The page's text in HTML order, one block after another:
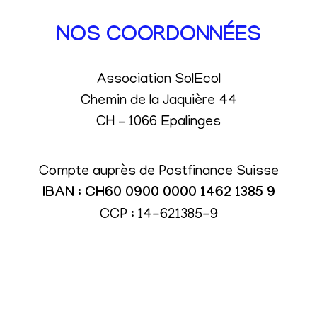
NOS COORDONNÉES
Association SolEcol
Chemin de la Jaquière 44
CH – 1066 Epalinges
Compte auprès de Postfinance Suisse
IBAN : CH60 0900 0000 1462 1385 9
CCP : 14-621385-9